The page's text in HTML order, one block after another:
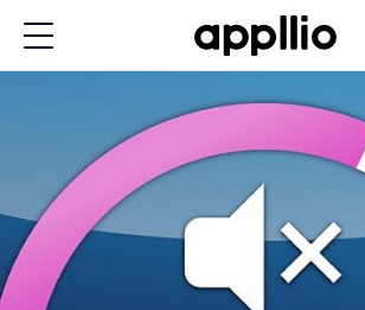
ン
ツ